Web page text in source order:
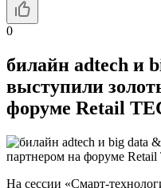
0
билайн adtech и
выступили
форуме Retail
На сессии «Смарт-